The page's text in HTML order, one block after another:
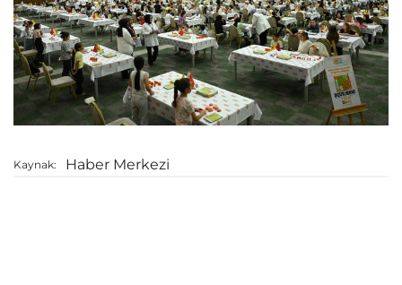
Kaynak: Haber Merkezi